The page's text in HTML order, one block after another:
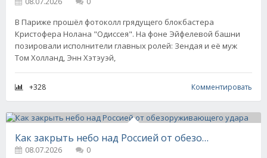
В Париже прошёл фотоколл грядущего блокбастера
Кристофера Нолана "Одиссея". На фоне Эйфелевой башни
позировали исполнители главных ролей: Зендая и её муж
Том Холланд, Энн Хэтэуэй,
+328 Комментировать
Как закрыть небо над Россией от обезоруживающего удара
08.07.2026
0